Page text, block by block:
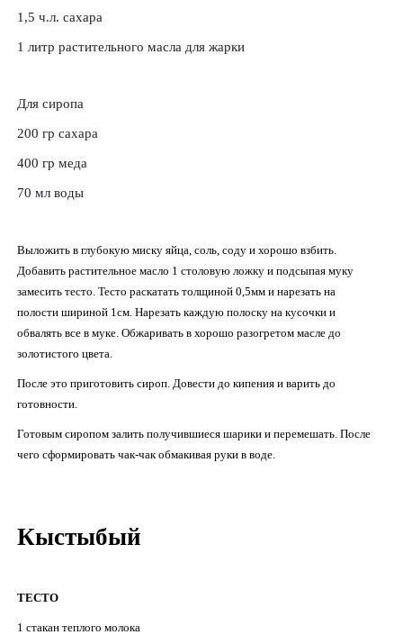
1,5 ч.л. сахара
1 литр растительного масла для жарки
Для сиропа
200 гр сахара
400 гр меда
70 мл воды
Выложить в глубокую миску яйца, соль, соду и хорошо взбить.
Добавить растительное масло 1 столовую ложку и подсыпая муку
замесить тесто. Тесто раскатать толщиной 0,5мм и нарезать на
полости шириной 1см. Нарезать каждую полоску на кусочки и
обвалять все в муке. Обжаривать в хорошо разогретом масле до
золотистого цвета.
После это приготовить сироп. Довести до кипения и варить до
готовности.
Готовым сиропом залить получившиеся шарики и перемешать. После
чего сформировать чак-чак обмакивая руки в воде.
Кыстыбый
ТЕСТО
1 стакан теплого молока